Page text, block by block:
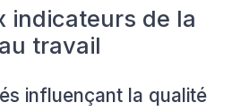
indicateurs de la
travail
influençant la qualité